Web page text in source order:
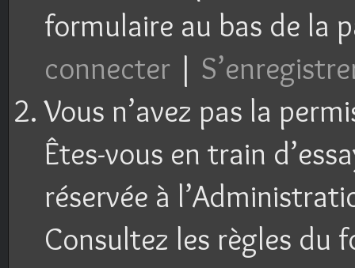
formulaire au bas de la
connecter |
Vous n’avez pas la
Êtes-vous en train
réservée à
Consultez les règles du